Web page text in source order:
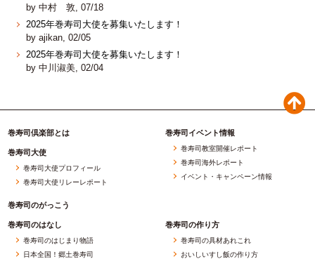
by 中村 敦, 07/18
2025年巻寿司大使を募集いたします！
by ajikan, 02/05
2025年巻寿司大使を募集いたします！
by 中川淑美, 02/04
巻寿司倶楽部とは
巻寿司大使
巻寿司大使プロフィール
巻寿司大使リレーレポート
巻寿司のがっこう
巻寿司イベント情報
巻寿司教室開催レポート
巻寿司海外レポート
イベント・キャンペーン情報
巻寿司のはなし
巻寿司のはじまり物語
日本全国！郷土巻寿司
巻寿司の作り方
巻寿司の具材あれこれ
おいしいすし飯の作り方